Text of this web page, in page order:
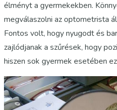
élményt a gyermekekben.
megválaszolni az optometrista
Fontos volt, hogy nyugodt és
zajlódjanak a szűrések, hogy
hiszen sok gyermek esetében